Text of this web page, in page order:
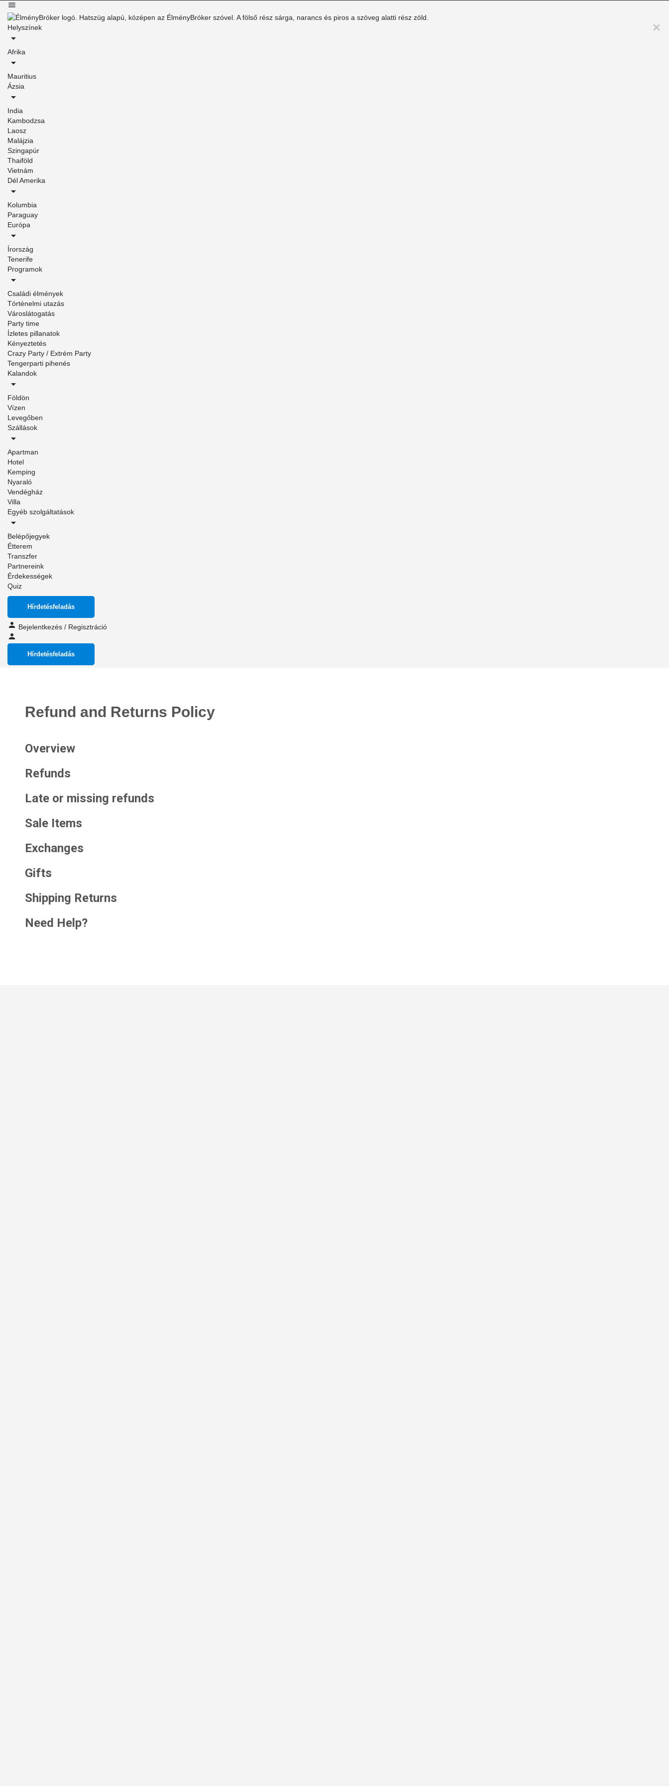
Helyszínek
Afrika
Mauritius
Ázsia
India
Kambodzsa
Laosz
Malájzia
Szingapúr
Thaiföld
Vietnám
Dél Amerika
Kolumbia
Paraguay
Európa
Írország
Tenerife
Programok
Családi élmények
Történelmi utazás
Városlátogatás
Party time
Ízletes pillanatok
Kényeztetés
Crazy Party / Extrém Party
Tengerparti pihenés
Kalandok
Földön
Vízen
Levegőben
Szállások
Apartman
Hotel
Kemping
Nyaraló
Vendégház
Villa
Egyéb szolgáltatások
Belépőjegyek
Étterem
Transzfer
Partnereink
Érdekességek
Quiz
Hírdetésfeladás
Bejelentkezés / Regisztráció
Hírdetésfeladás
Refund and Returns Policy
Overview
Refunds
Late or missing refunds
Sale Items
Exchanges
Gifts
Shipping Returns
Need Help?